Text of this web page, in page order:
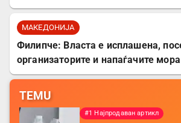
МАКЕДОНИЈА
Филипче: Власта е исплашена,
организаторите и напаѓачите
TEMU
#1 Најпродаван артикл